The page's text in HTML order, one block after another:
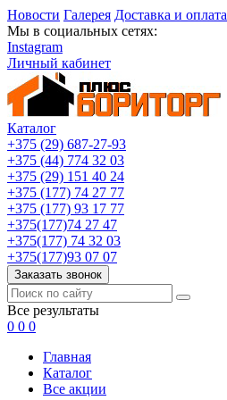
Новости Галерея Доставка и оплата
Мы в социальных сетях:
Instagram
Личный кабинет
Каталог
+375 (29) 687-27-93
+375 (44) 774 32 03
+375 (29) 151 40 24
+375 (177) 74 27 77
+375 (177) 93 17 77
+375(177)74 27 47
+375(177) 74 32 03
+375(177)93 07 07
Заказать звонок
Все результаты
0 0 0
Главная
Каталог
Все акции